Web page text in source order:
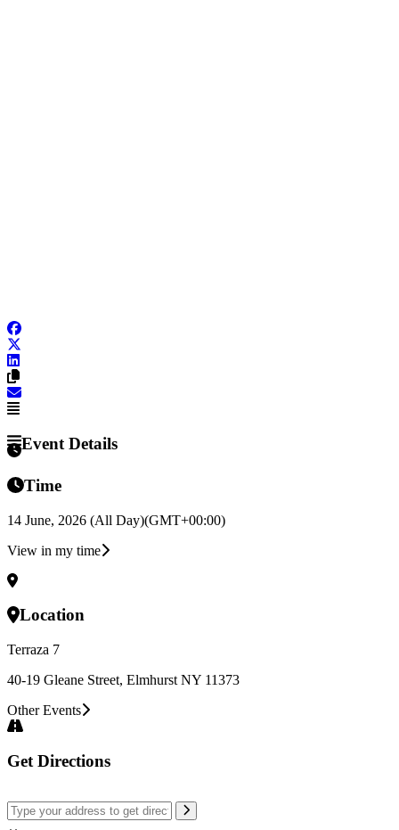
Event Details
Time
14 June, 2026 (All Day)(GMT+00:00)
View in my time
Location
Terraza 7
40-19 Gleane Street, Elmhurst NY 11373
Other Events
Get Directions